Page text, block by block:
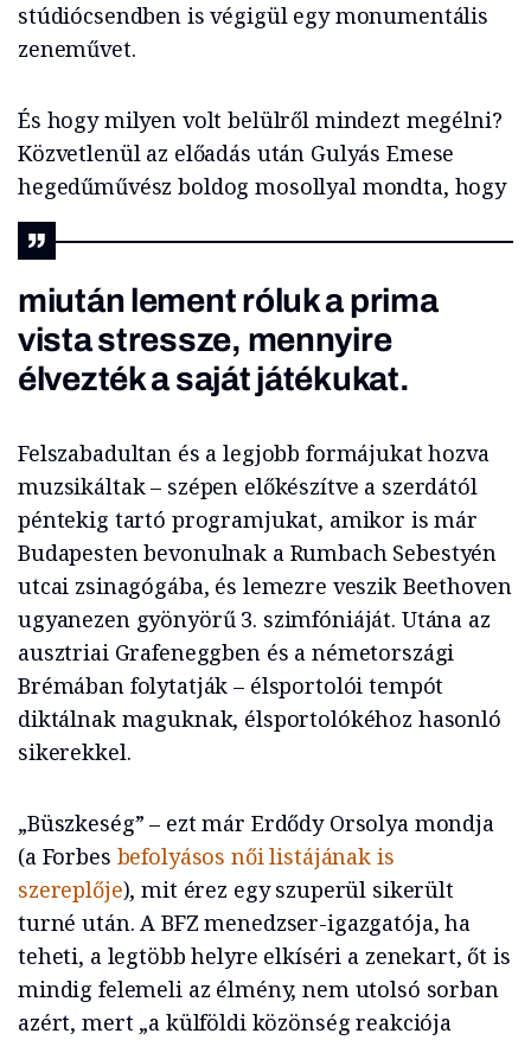
stúdiócsendben is végigül egy monumentális
zeneművet.
És hogy milyen volt belülről mindezt megélni?
Közvetlenül az előadás után Gulyás Emese
hegedűművész boldog mosollyal mondta, hogy
miután lement róluk a prima
vista stressze, mennyire
élvezték a saját játékukat.
Felszabadultan és a legjobb formájukat hozva
muzsikáltak – szépen előkészítve a szerdától
péntekig tartó programjukat, amikor is már
Budapesten bevonulnak a Rumbach Sebestyén
utcai zsinagógába, és lemezre veszik Beethoven
ugyanezen gyönyörű 3. szimfóniáját. Utána az
ausztriai Grafeneggben és a németországi
Brémában folytatják – élsportolói tempót
diktálnak maguknak, élsportolókéhoz hasonló
sikerekkel.
„Büszkeség” – ezt már Erdődy Orsolya mondja
(a Forbes befolyásos női listájának is
szereplője), mit érez egy szuperül sikerült
turné után. A BFZ menedzser-igazgatója, ha
teheti, a legtöbb helyre elkíséri a zenekart, őt is
mindig felemeli az élmény, nem utolsó sorban
azért, mert „a külföldi közönség reakciója